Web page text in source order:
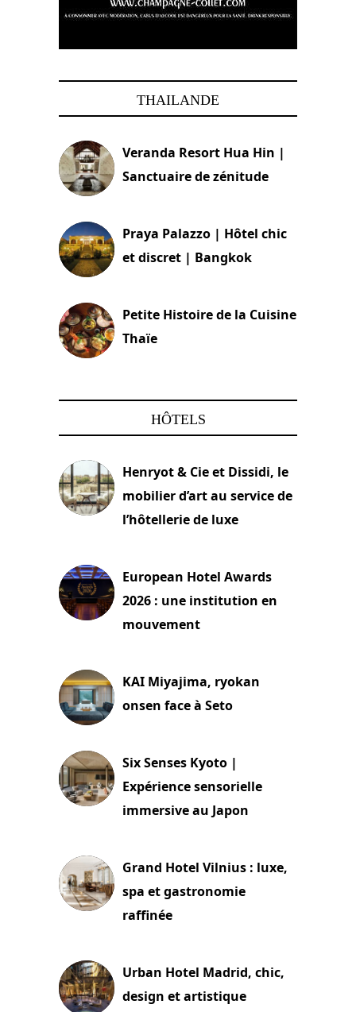
THAILANDE
Veranda Resort Hua Hin |
Sanctuaire de zénitude
Praya Palazzo | Hôtel chic
et discret | Bangkok
Petite Histoire de la Cuisine
Thaïe
HÔTELS
Henryot & Cie et Dissidi, le
mobilier d’art au service de
l’hôtellerie de luxe
European Hotel Awards
2026 : une institution en
mouvement
KAI Miyajima, ryokan
onsen face à Seto
Six Senses Kyoto |
Expérience sensorielle
immersive au Japon
Grand Hotel Vilnius : luxe,
spa et gastronomie
raffinée
Urban Hotel Madrid, chic,
design et artistique